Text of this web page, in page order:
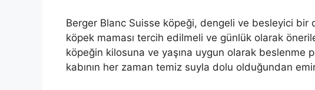
Berger Blanc Suisse köpeği, dengeli ve besleyici
köpek maması tercih edilmeli ve günlük olarak
köpeğin kilosuna ve yaşına uygun olarak beslenme
kabının her zaman temiz suyla dolu olduğundan